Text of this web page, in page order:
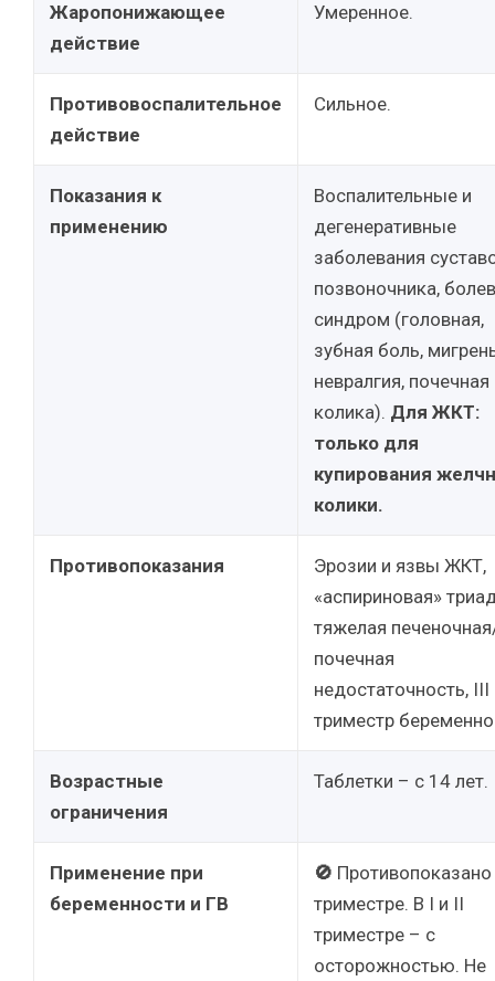
Жаропонижающее
действие
Умеренное.
Противовоспалительное
действие
Сильное.
Показания к
применению
Воспалительные и
дегенеративные
заболевания
позвоночника,
синдром (головная,
зубная боль,
невралгия, почечная
колика). Для ЖКТ:
только для
купирования
колики.
Противопоказания
Эрозии и язвы ЖКТ,
«аспириновая»
тяжелая
почечная
недостаточность, III
триместр
Возрастные
ограничения
Таблетки – с 14 лет.
Применение при
беременности и ГВ
🚫
триместре. В I и II
триместре – с
осторожностью. Не